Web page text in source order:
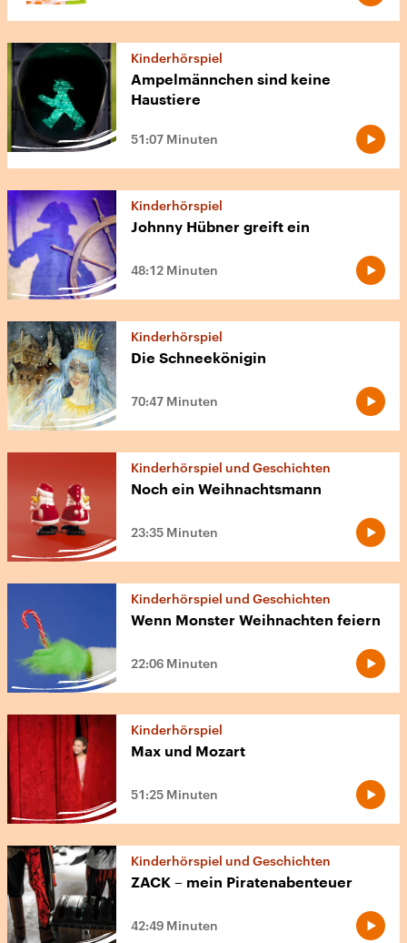
Kinderhörspiel
Ampelmännchen sind keine
Haustiere
51:07 Minuten
Kinderhörspiel
Johnny Hübner greift ein
48:12 Minuten
Kinderhörspiel
Die Schneekönigin
70:47 Minuten
Kinderhörspiel und Geschichten
Noch ein Weihnachtsmann
23:35 Minuten
Kinderhörspiel und Geschichten
Wenn Monster Weihnachten feiern
22:06 Minuten
Kinderhörspiel
Max und Mozart
51:25 Minuten
Kinderhörspiel und Geschichten
ZACK – mein Piratenabenteuer
42:49 Minuten